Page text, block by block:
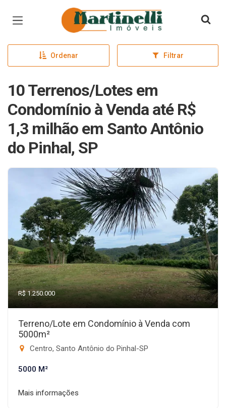
Página inicial
Ordenar Filtrar
10 Terrenos/Lotes em
Condomínio à Venda até R$
1,3 milhão em Santo Antônio
do Pinhal, SP
R$ 1.250.000
Terreno/Lote em Condomínio à Venda com
5000m²
Centro, Santo Antônio do Pinhal-SP
5000 M²
Mais informações